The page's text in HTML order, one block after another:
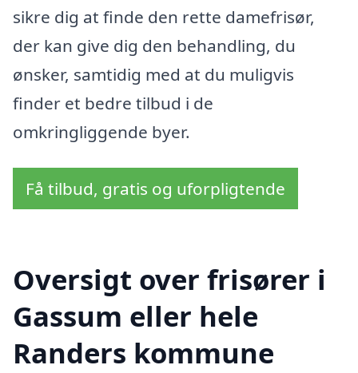
sikre dig at finde den rette damefrisør,
der kan give dig den behandling, du
ønsker, samtidig med at du muligvis
finder et bedre tilbud i de
omkringliggende byer.
Få tilbud, gratis og uforpligtende
Oversigt over frisører i
Gassum eller hele
Randers kommune